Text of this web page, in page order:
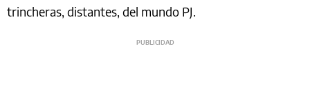
trincheras, distantes, del mundo PJ.